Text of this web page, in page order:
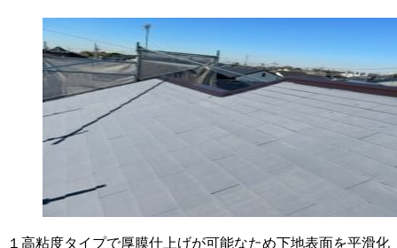
１高粘度タイプで厚膜仕上げが可能なため下地表面を平滑化